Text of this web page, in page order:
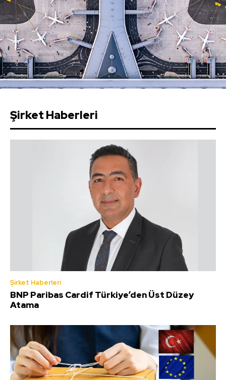
Şirket Haberleri
Şirket Haberleri
BNP Paribas Cardif Türkiye’den Üst Düzey
Atama